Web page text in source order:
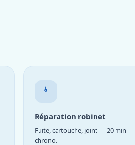
Réparation robinet
Fuite, cartouche, joint — 20 min
chrono.